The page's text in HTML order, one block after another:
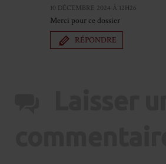
10 DÉCEMBRE 2024 À 12H26
Merci pour ce dossier
RÉPONDRE